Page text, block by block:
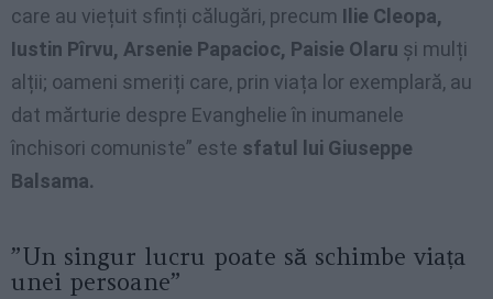
care au viețuit sfinți călugări, precum Ilie Cleopa,
Iustin Pîrvu, Arsenie Papacioc, Paisie Olaru și mulți
alții; oameni smeriți care, prin viața lor exemplară, au
dat mărturie despre Evanghelie în inumanele
închisori comuniste” este sfatul lui Giuseppe
Balsama.
”Un singur lucru poate să schimbe viața
unei persoane”